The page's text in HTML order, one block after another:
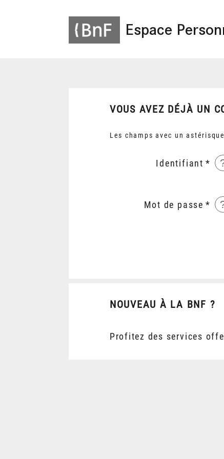
Espace
VOUS AVEZ DÉJÀ UN
Les champs avec un
Identifiant
Mot de passe
NOUVEAU À LA BNF ?
Profitez des services